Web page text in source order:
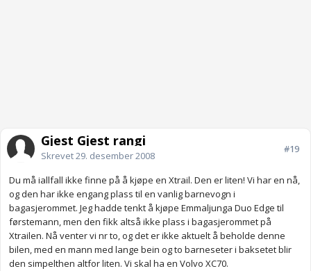
Gjest Gjest rangi
Skrevet29. desember 2008
#19
Du må iallfall ikke finne på å kjøpe en Xtrail. Den er liten! Vi har en nå,
og den har ikke engang plass til en vanlig barnevogn i
bagasjerommet. Jeg hadde tenkt å kjøpe Emmaljunga Duo Edge til
førstemann, men den fikk altså ikke plass i bagasjerommet på
Xtrailen. Nå venter vi nr to, og det er ikke aktuelt å beholde denne
bilen, med en mann med lange bein og to barneseter i baksetet blir
den simpelthen altfor liten. Vi skal ha en Volvo XC70.